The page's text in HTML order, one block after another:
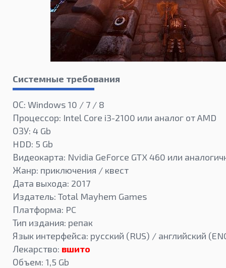
Системные требования
ОС: Windows 10 / 7 / 8
Процессор: Intel Core i3-2100 или аналог от AMD
ОЗУ: 4 Gb
HDD: 5 Gb
Видеокарта: Nvidia GeForce GTX 460 или
Жанр: приключения / квест
Дата выхода: 2017
Издатель: Total Mayhem Games
Платформа: PC
Тип издания: репак
Язык интерфейса: русский (RUS) / английский
Лекарство: вшито
Объем: 1,5 Gb